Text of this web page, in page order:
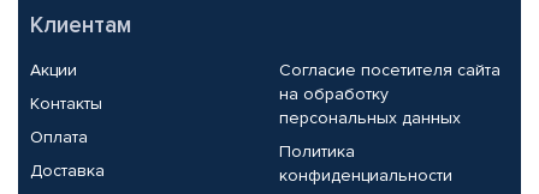
Клиентам
Акции
Контакты
Оплата
Доставка
Согласие посетителя сайта
на обработку
персональных данных
Политика
конфиденциальности